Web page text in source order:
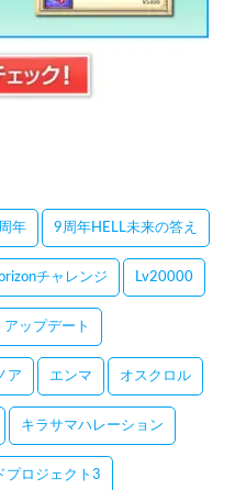
年 9周年HELL未来の答え
チャレンジ Lv20000
アップデート
ア エンマ オスクロル
キラサマハレーション
プロジェクト3